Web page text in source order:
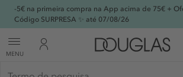
-5€ na primeira compra na App acima de 75€ +
Código SURPRESA ✨ até 07/08/26
MENU